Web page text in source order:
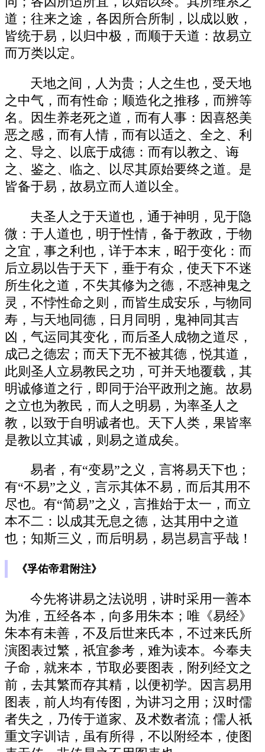
道；往来之途，各因所合所制，以成以败，
皆统于易，以归中极，而顺于天道：故易立
而万类以定。
天地之间，人为贵；人之生也，受天地
之中气，而有性命；顺造化之推移，而辨等
名。因生养老死之道，而有人事：因喜怒美
恶之感，而有人情，而有以适之、全之、利
之、导之、以底于成德：而有以教之、诲
之、鉴之、临之、以尽其原始要终之道。是
皆备于易，故易立而人道以全。
夫圣人之于天道也，通于神明，见于隐
微：于人道也，明于性情，备于教政，于物
之宜，事之利也，详于本末，昭于变化：而
后立易以告于天下，垂于有众，使天下不迷
所生化之道，不失其修为之德，不惑神鬼之
灵，不悖性命之则，而皆生成安乐，与物同
寿，与天地同德，日月同明，鬼神同其吉
凶，气运同其变化，而后圣人成物之道尽，
成己之德宏；而天下无不被其德，悦其道，
此则圣人立易教民之功，可并天地覆载，其
明诚修道之行，即同于治平政刑之施。故易
之立也为教民，而人之明易，为率圣人之
教，以致于自明诚者也。天下人类，果皆率
是教以立其诚，则易之道成矣。
易者，有“变易”之义，言将易天下也；
有“不易”之义，言示其体不易，而后其用不
尽也。有“简易”之义，言推始于太一，而立
本不二：以成其无息之德，达其用中之道
也；知斯三义，而后明易，易岂易言乎哉！
《孚佑帝君附注》
今先将讲易之法说明，讲时采用一善本
为准，五经各本，向多用朱本；唯《易经》
朱本有未善，不及后世来氏本，不过来氏所
演图表过繁，祇宜参考，难为读本。今奉夫
子命，就来本，节取必要图表，附列经文之
前，去其繁而存其精，以便初学。因言易用
图表，前人均有传图，为讲习之用；汉时儒
者失之，乃传于道家、及术数者流；儒人祇
重文字训诘，虽有所得，不以附经本，使图